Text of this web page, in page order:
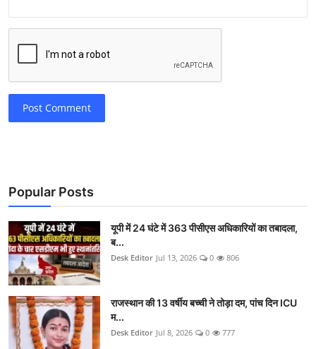
Post Comment
Popular Posts
यूपी में 24 घंटे में 363 पीसीएस अधिकारियों का तबादला,
ब...
Desk Editor Jul 13, 2026 0 806
राजस्थान की 13 वर्षीय बच्ची ने तोड़ा दम, पांच दिन ICU
म...
Desk Editor Jul 8, 2026 0 777